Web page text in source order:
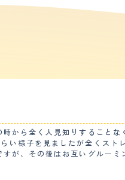
から全く人見知りすることな
い様子を見ましたが全くスト